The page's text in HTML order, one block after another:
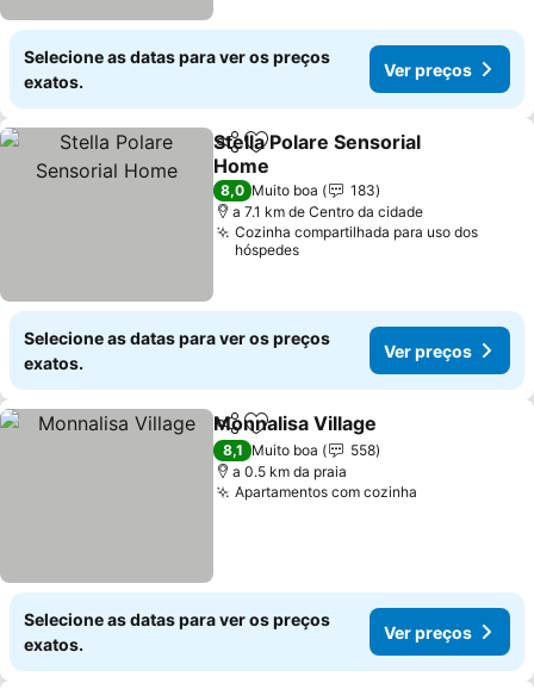
Selecione as datas para ver os preços
exatos.
Ver preços
PartilharAdicionar aos favoritos
Stella Polare Sensorial
Home
8,0 Muito boa
183
a 7.1 km de Centro da cidade
Cozinha compartilhada para uso dos
hóspedes
Selecione as datas para ver os preços
exatos.
Ver preços
PartilharAdicionar aos favoritos
Monnalisa Village
8,1 Muito boa
558
a 0.5 km da praia
Apartamentos com cozinha
Selecione as datas para ver os preços
exatos.
Ver preços